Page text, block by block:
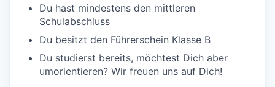
Du hast mindestens den mittleren
Schulabschluss
Du besitzt den Führerschein Klasse B
Du studierst bereits, möchtest Dich aber
umorientieren? Wir freuen uns auf Dich!